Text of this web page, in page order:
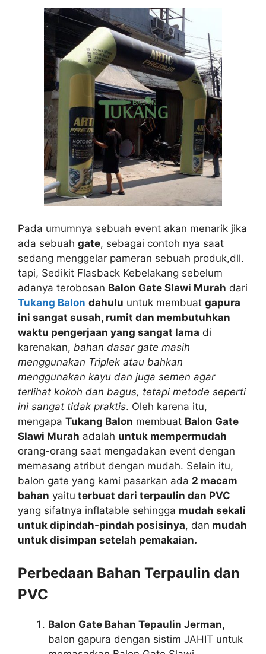
Pada umumnya sebuah event akan menarik jika
ada sebuah gate, sebagai contoh nya saat
sedang menggelar pameran sebuah produk,dll.
tapi, Sedikit Flasback Kebelakang sebelum
adanya terobosan Balon Gate Slawi Murah dari
Tukang Balon dahulu untuk membuat gapura
ini sangat susah, rumit dan membutuhkan
waktu pengerjaan yang sangat lama di
karenakan, bahan dasar gate masih
menggunakan Triplek atau bahkan
menggunakan kayu dan juga semen agar
terlihat kokoh dan bagus, tetapi metode seperti
ini sangat tidak praktis. Oleh karena itu,
mengapa Tukang Balon membuat Balon Gate
Slawi Murah adalah untuk mempermudah
orang-orang saat mengadakan event dengan
memasang atribut dengan mudah. Selain itu,
balon gate yang kami pasarkan ada 2 macam
bahan yaitu terbuat dari terpaulin dan PVC
yang sifatnya inflatable sehingga mudah sekali
untuk dipindah-pindah posisinya, dan mudah
untuk disimpan setelah pemakaian.
Perbedaan Bahan Terpaulin dan
PVC
Balon Gate Bahan Tepaulin Jerman,
balon gapura dengan sistim JAHIT untuk